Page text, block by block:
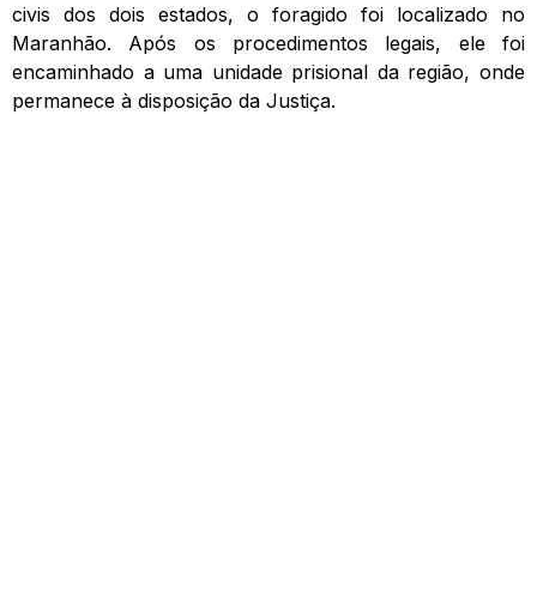
civis dos dois estados, o foragido foi localizado no
Maranhão. Após os procedimentos legais, ele foi
encaminhado a uma unidade prisional da região, onde
permanece à disposição da Justiça.